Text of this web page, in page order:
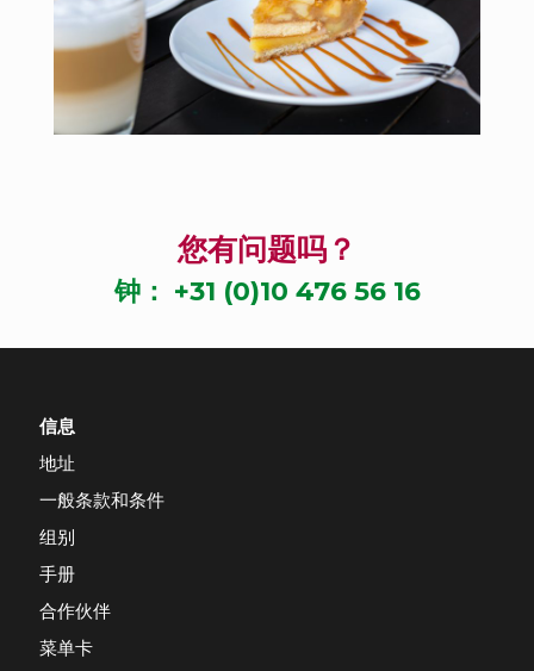
您有问题吗？
钟： +31 (0)10 476 56 16
信息
地址
一般条款和条件
组别
手册
合作伙伴
菜单卡